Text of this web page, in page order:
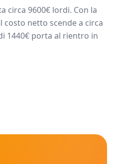
circa 9600€ lordi. Con la
costo netto scende a circa
1440€ porta al rientro in